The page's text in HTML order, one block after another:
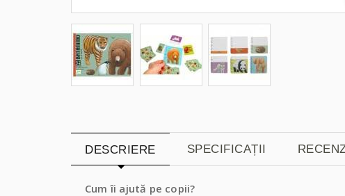
DESCRIERE SPECIFICAȚII
Cum îi ajută pe copii?